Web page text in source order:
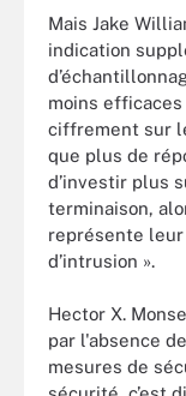
Mais Jake
indication
moins
ciffrement sur
que plus de
d’investir plus
terminaison,
représente
d’intrusion ».
Hector X.
par l'absence
mesures de